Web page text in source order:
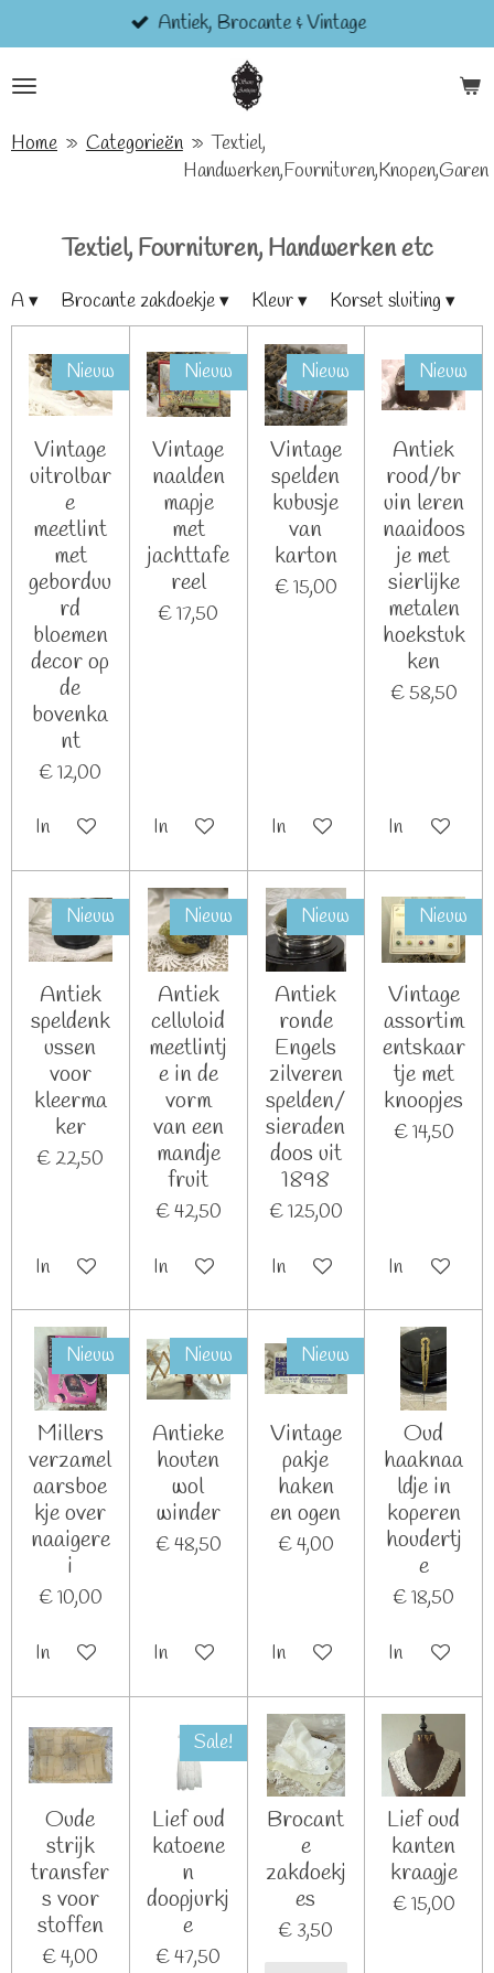
direct
naar
hoofdinhoud
Antiek, Brocante & Vintage
Home » Categorieën » Textiel,
Handwerken,Fournituren,Knopen,Garen
Textiel, Fournituren, Handwerken etc
A▾ Brocante zakdoekje▾ Kleur▾ Korset sluiting ▾
Nieuw
Vintage
uitrolbar
e
meetlint
met
geborduu
rd
bloemen
decor op
de
bovenka
nt
€ 12,00
In winkelwagen
Nieuw
Vintage
naalden
mapje
met
jachttafe
reel
€ 17,50
In winkelwagen
Nieuw
Vintage
spelden
kubusje
van
karton
€ 15,00
In winkelwagen
Nieuw
Antiek
rood/br
uin leren
naaidoos
je met
sierlijke
metalen
hoekstuk
ken
€ 58,50
In
Nieuw
Antiek
speldenk
ussen
voor
kleerma
ker
€ 22,50
In winkelwagen
Nieuw
Antiek
celluloid
meetlintj
e in de
vorm
van een
mandje
fruit
€ 42,50
In winkelwagen
Nieuw
Antiek
ronde
Engels
zilveren
spelden/
sieraden
doos uit
1898
€ 125,00
In winkelwagen
Nieuw
Vintage
assortim
entskaar
tje met
knoopjes
€ 14,50
In
Nieuw
Millers
verzamel
aarsboe
kje over
naaigere
i
€ 10,00
In winkelwagen
Nieuw
Antieke
houten
wol
winder
€ 48,50
In winkelwagen
Nieuw
Vintage
pakje
haken
en ogen
€ 4,00
In winkelwagen
Oud
haaknaa
ldje in
koperen
houdertj
e
€ 18,50
In
Oude
strijk
transfer
s voor
stoffen
€ 4,00
Sale!
Lief oud
katoene
n
doopjurkj
e
€ 47,50
Brocant
e
zakdoekj
es
€ 3,50
Lief oud
kanten
kraagje
€ 15,00